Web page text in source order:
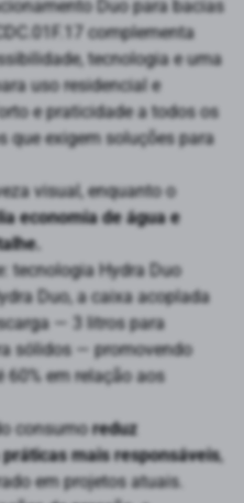
Duo para bacias
complementa
tecnologia e uma
uso residencial e
e praticidade a todos os
que exigem soluções para
visual, enquanto o
economia de água e
tecnologia Hydra Duo
Duo, a caixa acoplada
— 3 litros para
sólidos — promovendo
60% em relação aos
consumoreduz
mais responsáveis,
em projetos atuais.